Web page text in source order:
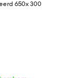
650x 300